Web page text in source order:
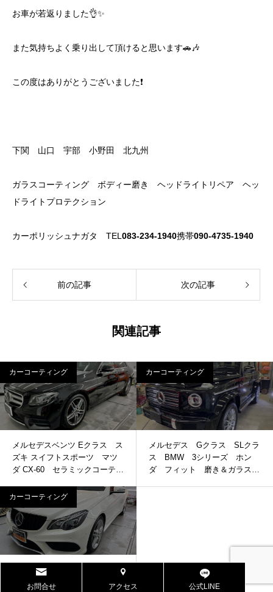
お車が若返りました👌✨
また気持ちよく乗り出して頂けると思います🚗🎶
この度はありがとうございました❗️
下関 山口 宇部 小野田 北九州
ガラスコーティング ボディー磨き ヘッドライトリペア ヘッ
ドライトプロテクション
カーポリッシュナガタ TEL 083-234-1940携帯090-4735-1940
前の記事 次の記事
関連記事
カーコーティング
メルセデスベンツ Eクラス ス
ズキ スイフトスポーツ マツ
ダ CX-60 セラミックコーティ
水加工 内装レザーコーティン
グ プロテクションフィルム
その他
カーコーティング
メルセデス Gクラス SLクラ
ス BMW 3シリーズ ホン
ダ フィット 磨き＆ガラスコ
カーコーティング
メルセデスベンツ Eクーペ
W207型 (中古車)
お問合せ アクセス 公式LINE